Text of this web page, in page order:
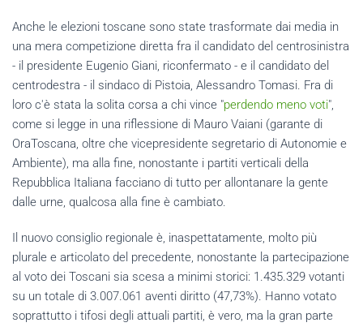
Anche le elezioni toscane sono state trasformate dai media in
una mera competizione diretta fra il candidato del centrosinistra
- il presidente Eugenio Giani, riconfermato - e il candidato del
centrodestra - il sindaco di Pistoia, Alessandro Tomasi. Fra di
loro c'è stata la solita corsa a chi vince "perdendo meno voti",
come si legge in una riflessione di Mauro Vaiani (garante di
OraToscana, oltre che vicepresidente segretario di Autonomie e
Ambiente), ma alla fine, nonostante i partiti verticali della
Repubblica Italiana facciano di tutto per allontanare la gente
dalle urne, qualcosa alla fine è cambiato.
Il nuovo consiglio regionale è, inaspettatamente, molto più
plurale e articolato del precedente, nonostante la partecipazione
al voto dei Toscani sia scesa a minimi storici: 1.435.329 votanti
su un totale di 3.007.061 aventi diritto (47,73%). Hanno votato
soprattutto i tifosi degli attuali partiti, è vero, ma la gran parte